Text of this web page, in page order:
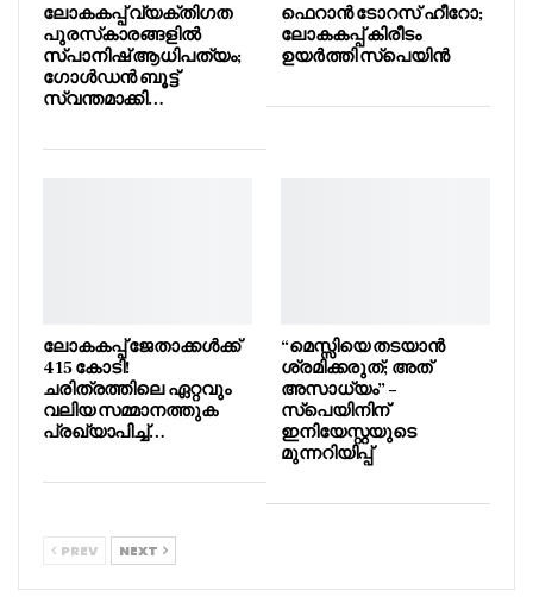
ലോകകപ്പ് വ്യക്തിഗത
പുരസ്‌കാരങ്ങളിൽ
സ്പാനിഷ് ആധിപത്യം;
ഗോൾഡൻ ബൂട്ട്
സ്വന്തമാക്കി…
ഫെറാൻ ടോറസ് ഹീറോ;
ലോകകപ്പ് കിരീടം
ഉയർത്തി സ്പെയിൻ
ലോകകപ്പ് ജേതാക്കൾക്ക്
415 കോടി!
ചരിത്രത്തിലെ ഏറ്റവും
വലിയ സമ്മാനത്തുക
പ്രഖ്യാപിച്ച്…
“മെസ്സിയെ തടയാൻ
ശ്രമിക്കരുത്; അത്
അസാധ്യം” –
സ്പെയിനിന്
ഇനിയേസ്റ്റയുടെ
മുന്നറിയിപ്പ്
PREV NEXT